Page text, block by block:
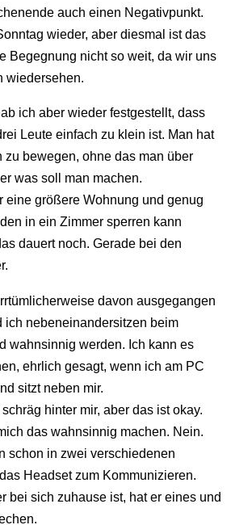
auch einen Negativpunkt.
wieder, aber diesmal ist das
Begegnung nicht so weit, da wir uns
wiedersehen.
ich aber wieder festgestellt, dass
Leute einfach zu klein ist. Man hat
zu bewegen, ohne das man über
was soll man machen.
eine größere Wohnung und genug
in ein Zimmer sperren kann
dauert noch. Gerade bei den
davon ausgegangen
ich nebeneinandersitzen beim
wahnsinnig werden. Ich kann es
ehrlich gesagt, wenn ich am PC
sitzt neben mir.
hinter mir, aber das ist okay.
das wahnsinnig machen. Nein.
schon in zwei verschiedenen
Headset zum Kommunizieren.
bei sich zuhause ist, hat er eines und